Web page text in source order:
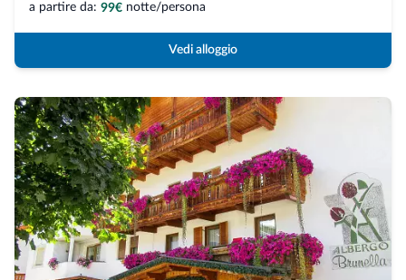
a partire da: 99€ notte/persona
Vedi alloggio